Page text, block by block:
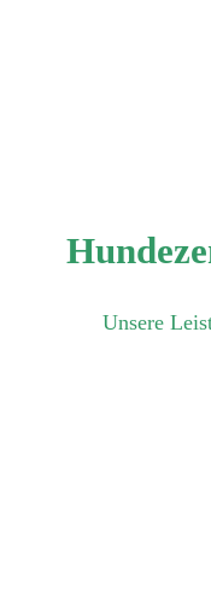
Unsere